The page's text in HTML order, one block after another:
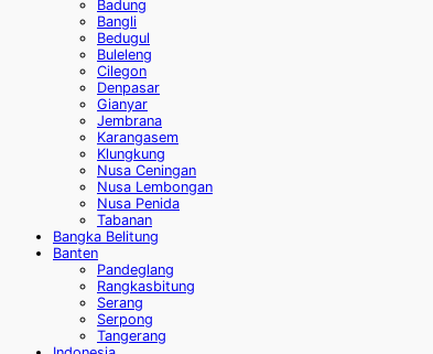
Badung
Bangli
Bedugul
Buleleng
Cilegon
Denpasar
Gianyar
Jembrana
Karangasem
Klungkung
Nusa Ceningan
Nusa Lembongan
Nusa Penida
Tabanan
Bangka Belitung
Banten
Pandeglang
Rangkasbitung
Serang
Serpong
Tangerang